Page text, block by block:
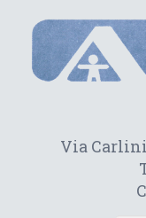
Via Carlini